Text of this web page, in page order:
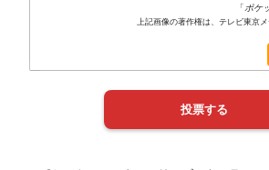
「ポケ
上記画像の著作権は、テレビ東京メ